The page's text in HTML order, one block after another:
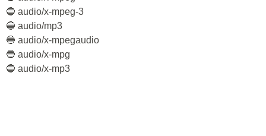
🔵 audio/x-mpeg-3
🔵 audio/mp3
🔵 audio/x-mpegaudio
🔵 audio/x-mpg
🔵 audio/x-mp3